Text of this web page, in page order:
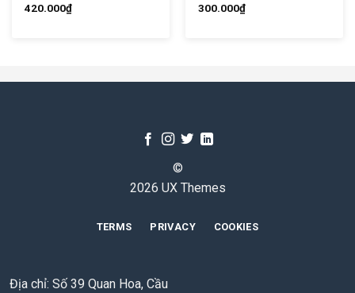
420.000₫
300.000₫
©
2026 UX Themes
TERMS PRIVACY COOKIES
Địa chỉ: Số 39 Quan Hoa, Cầu